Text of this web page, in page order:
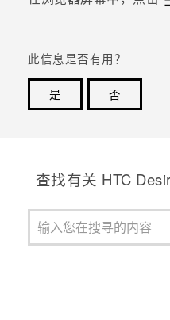
此信息是否有用？
是
否
查找有关 HTC